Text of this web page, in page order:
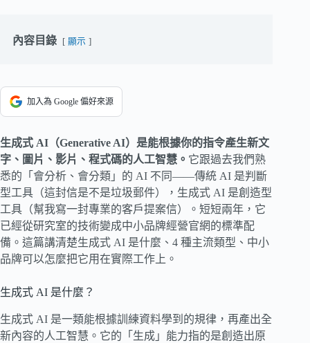
內容目錄 顯示
加入為 Google 偏好來源
生成式 AI（Generative AI）是能根據你的指令產生新文
字、圖片、影片、程式碼的人工智慧。 它跟過去我們熟
悉的「會分析、會分類」的 AI 不同——傳統 AI 是判斷
型工具（這封信是不是垃圾郵件），生成式 AI 是創造型
工具（幫我寫一封專業的客戶提案信）。短短兩年，它
已經從研究室的技術變成中小品牌經營官網的標準配
備。這篇講清楚生成式 AI 是什麼、4 種主流類型、中小
品牌可以怎麼把它用在實際工作上。
生成式 AI 是什麼？
生成式 AI 是一類能根據訓練資料學到的規律，再產出全
新內容的人工智慧。它的「生成」能力指的是創造出原